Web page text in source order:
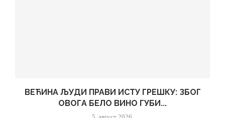
ВЕЋИНА ЉУДИ ПРАВИ ИСТУ ГРЕШКУ: ЗБОГ
ОВОГА БЕЛО ВИНО ГУБИ...